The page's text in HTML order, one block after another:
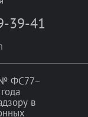
39-41
№ ФС77–
в